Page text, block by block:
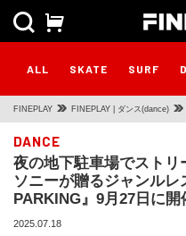
ALL SKATE SURF
FINEPLAY FINEPLAY | ダンス(dance)
DANCE
夜の地下駐車場でストリ
ソニーが贈るジャンル
PARKING』9月27日に開
2025.07.18